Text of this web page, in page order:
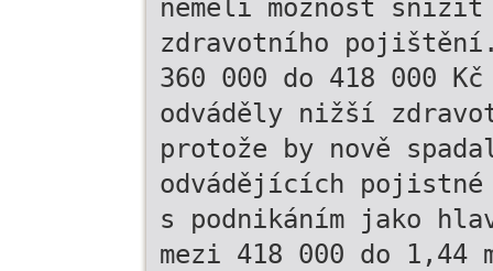
neměli možnost
zdravotního pojištění.
360 000 do 418 000
odváděly nižší
protože by nově
odvádějících pojistné
s podnikáním jako
mezi 418 000 do 1,44